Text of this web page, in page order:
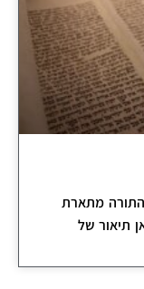
מתארת
תיאור של